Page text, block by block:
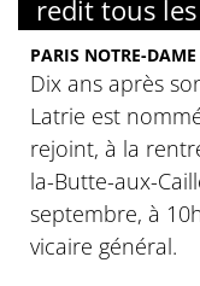
redit tous
PARIS NOTRE-
Dix ans après
Latrie est
rejoint, à la
la-Butte-aux-
septembre, à
vicaire général.